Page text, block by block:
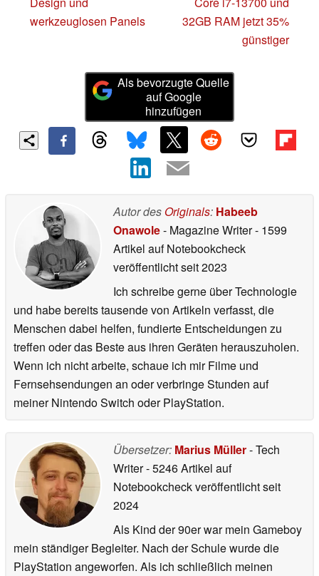
werkzeuglosen Panels
32GB RAM jetzt 35%
günstiger
Als bevorzugte Quelle
auf Google
hinzufügen
Autor des Originals: Habeeb
Onawole- Magazine Writer- 1599
Artikel auf Notebookcheck
veröffentlichtseit 2023
Ich schreibe gerne über Technologie
und habe bereits tausende von Artikeln verfasst, die
Menschen dabei helfen, fundierte Entscheidungen zu
treffen oder das Beste aus ihren Geräten herauszuholen.
Wenn ich nicht arbeite, schaue ich mir Filme und
Fernsehsendungen an oder verbringe Stunden auf
meiner Nintendo Switch oder PlayStation.
Übersetzer: Marius Müller- Tech
Writer- 5246 Artikel auf
Notebookcheck veröffentlichtseit
2024
Als Kind der 90er war mein Gameboy
mein ständiger Begleiter. Nach der Schule wurde die
PlayStation angeworfen. Als ich schließlich meinen